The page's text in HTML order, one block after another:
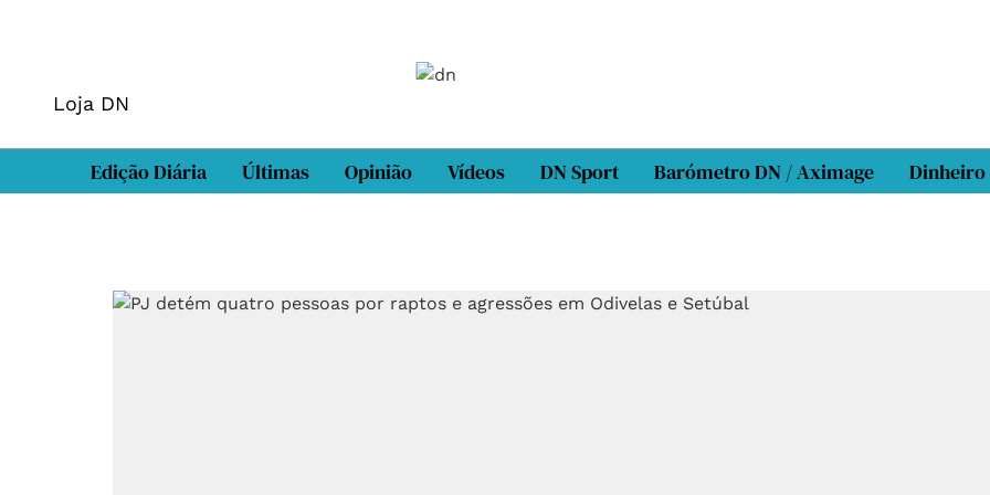
Loja DN
Edição Diária Últimas Opinião Vídeos DN Sport Barómetro DN / Aximage Dinheiro